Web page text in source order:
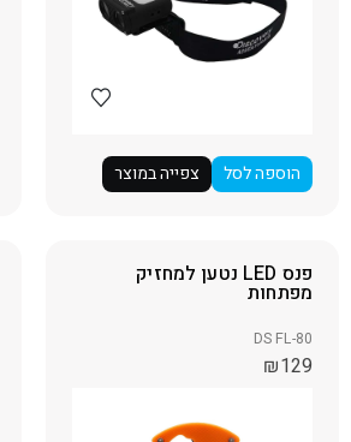
הוספה לסל צפייה במוצר
פנס LED נטען למחזיק
מפתחות
DS FL-80
₪129